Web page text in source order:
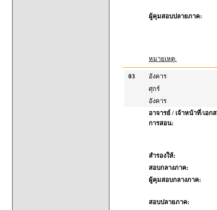
ผู้คุมสอบปลายภาค:
หมายเหตุ:
03
อังคาร
ศุกร์
อังคาร
อาจารย์ / เจ้าหน้าที่/เอก
การสอน:
สำรองให้:
สอบกลางภาค:
ผู้คุมสอบกลางภาค:
สอบปลายภาค: